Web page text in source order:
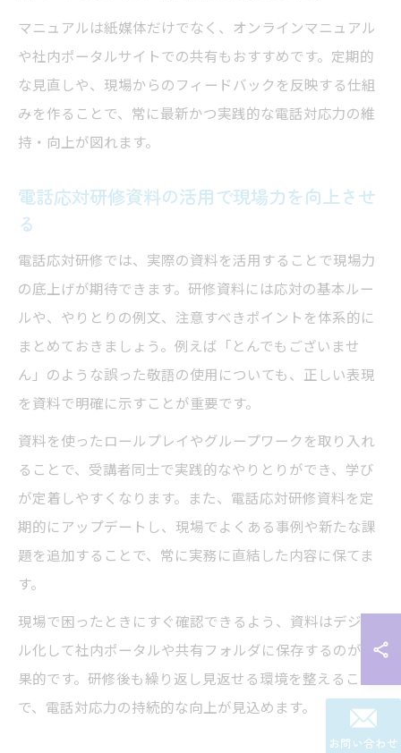
マニュアルは紙媒体だけでなく、オンラインマニュアル
や社内ポータルサイトでの共有もおすすめです。定期的
な見直しや、現場からのフィードバックを反映する仕組
みを作ることで、常に最新かつ実践的な電話対応力の維
持・向上が図れます。
電話応対研修資料の活用で現場力を向上させ
る
電話応対研修では、実際の資料を活用することで現場力
の底上げが期待できます。研修資料には応対の基本ルー
ルや、やりとりの例文、注意すべきポイントを体系的に
まとめておきましょう。例えば「とんでもございませ
ん」のような誤った敬語の使用についても、正しい表現
を資料で明確に示すことが重要です。
資料を使ったロールプレイやグループワークを取り入れ
ることで、受講者同士で実践的なやりとりができ、学び
が定着しやすくなります。また、電話応対研修資料を定
期的にアップデートし、現場でよくある事例や新たな課
題を追加することで、常に実務に直結した内容に保てま
す。
現場で困ったときにすぐ確認できるよう、資料はデジタ
ル化して社内ポータルや共有フォルダに保存するのが効
果的です。研修後も繰り返し見返せる環境を整えること
で、電話対応力の持続的な向上が見込めます。
お問い合わせ